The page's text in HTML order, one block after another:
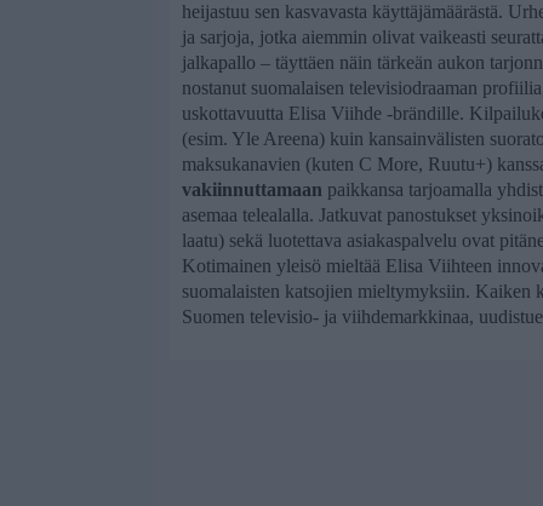
heijastuu sen kasvavasta käyttäjämäärästä.
ja sarjoja, jotka aiemmin olivat vaikeasti
jalkapallo – täyttäen näin tärkeän aukon
nostanut suomalaisen televisiodraaman
uskottavuutta Elisa Viihde -brändille.
(esim. Yle Areena) kuin kansainvälisten
maksukanavien (kuten C More, Ruutu+)
vakiinnuttamaan paikkansa tarjoamalla
asemaa telealalla. Jatkuvat panostukset
laatu) sekä luotettava asiakaspalvelu ovat
Kotimainen yleisö mieltää Elisa Viihteen
suomalaisten katsojien mieltymyksiin. Kaiken
Suomen televisio- ja viihdemarkkinaa,